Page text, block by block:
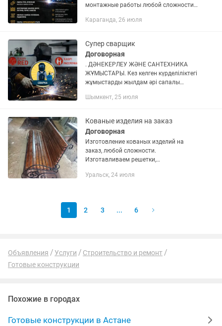
монтажные работы любой сложности
организаций. Работаем качественно,
Караганда, 26 июля
Супер сварщик
Договорная
. ДӘНЕКЕРЛЕУ ЖӘНЕ САНТЕХНИКА
ЖҰМЫСТАРЫ. Кез келген күрделіліктегі
жұмыстарды жылдам әрі сапалы
Дәнекерлеу жұмыстары: Электрсварка
автомат...
Шымкент, 25 июля
Кованые изделия на заказ
Договорная
Изготовление кованых изделий на
заказ, любой сложности.
Изготавливаем решетки,
и многое другое
Уральск, 24 июля
1 2 3 ... 6
Объявления Услуги
Строительство и ремонт
Готовые конструкции
Похожие в городах
Готовые конструкции в Астане